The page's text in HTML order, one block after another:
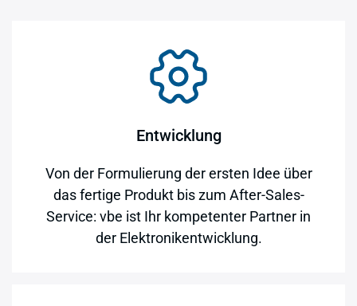
Entwicklung
Von der Formulierung der ersten Idee über
das fertige Produkt bis zum After-Sales-
Service: vbe ist Ihr kompetenter Partner in
der Elektronikentwicklung.